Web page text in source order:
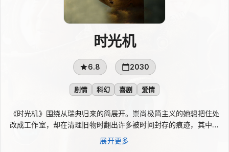
时光机
6.8 2030
剧情 科幻 喜剧 爱情
《时光机》围绕从瑞典归来的简展开。崇尚极简主义的她想把住处
改成工作室，却在清理旧物时翻出许多被时间封存的痕迹，其中也
有前男友艾姆留下的东西。原本打算干脆告别过去的简，发现这些
物品都牵连着友情、歉意与亲情。她逐一归还旧物，也亲自面对曾
展开更多